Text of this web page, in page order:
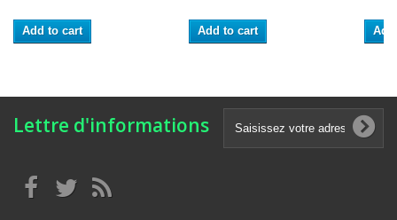
Add to cart Add to cart
Lettre d'informations